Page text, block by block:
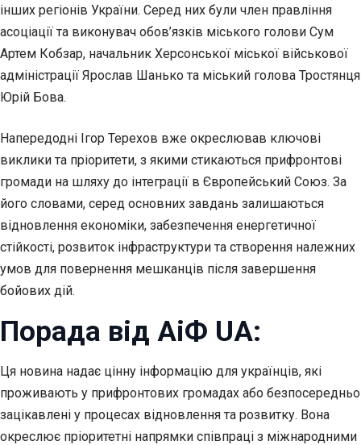
інших регіонів України. Серед них були член правління
асоціації та виконувач обов’язків міського голови Сум
Артем Кобзар, начальник Херсонської міської військової
адміністрації Ярослав Шанько та міський голова Тростянця
Юрій Бова.
Напередодні Ігор Терехов вже окреслював ключові
виклики та пріоритети, з якими стикаються прифронтові
громади на шляху до інтеграції в Європейський Союз. За
його словами, серед основних завдань залишаються
відновлення економіки, забезпечення енергетичної
стійкості, розвиток інфраструктури та створення належних
умов для повернення мешканців після завершення
бойових дій.
Порада від АіФ UA:
Ця новина надає цінну інформацію для українців, які
проживають у прифронтових громадах або безпосередньо
зацікавлені у процесах відновлення та розвитку. Вона
окреслює пріоритетні напрямки співпраці з міжнародними